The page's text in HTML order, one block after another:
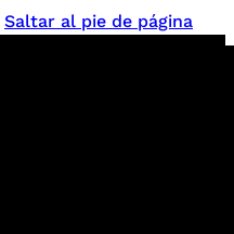
Saltar al pie de página